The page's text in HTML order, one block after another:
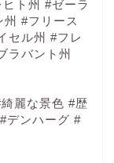
ト州 #ゼーラ
#フリース
セル州 #フレ
ラバント州
麗な景色 #歴
#デンハーグ #